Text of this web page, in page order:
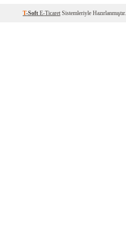
T-Soft E-Ticaret Sistemleriyle Hazırlanmıştır.